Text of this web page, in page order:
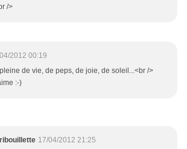
/>
2012 00:19
de vie, de peps, de joie, de soleil...<br />
:-)
17/04/2012 21:25